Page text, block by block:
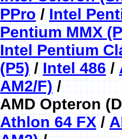
PPro/Intel
Pentium MMX
Intel Pentium
(P5)/Intel 486/
AM2/F)/
AMD Opteron
Athlon 64 FX/